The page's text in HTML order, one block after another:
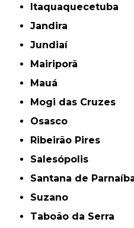
Itaquaquecetuba
Jandira
Jundiaí
Mairiporã
Mauá
Mogi das Cruzes
Osasco
Ribeirão Pires
Salesópolis
Santana de
Suzano
Taboão da Serra